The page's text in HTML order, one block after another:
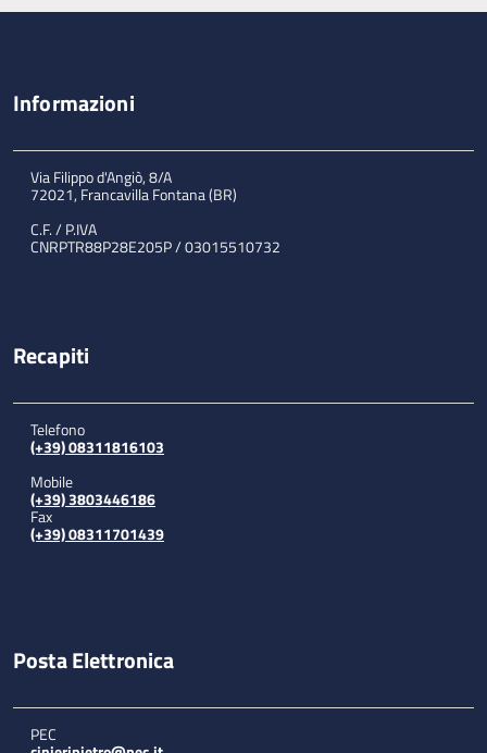
Informazioni
Via Filippo d'Angiò, 8/A
72021, Francavilla Fontana (BR)
C.F. / P.IVA
CNRPTR88P28E205P / 03015510732
Recapiti
Telefono
(+39) 08311816103
Mobile
(+39) 3803446186
Fax
(+39) 08311701439
Posta Elettronica
PEC